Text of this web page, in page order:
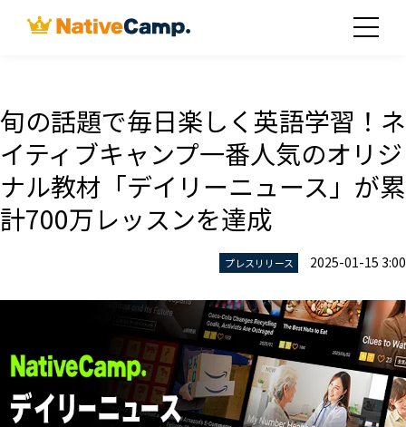
旬の話題で毎日楽しく英語学習！ネ
イティブキャンプ一番人気のオリジ
ナル教材「デイリーニュース」が累
計700万レッスンを達成
プレスリリース 2025-01-15 3:00